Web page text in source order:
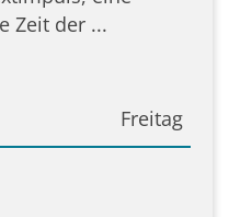
Zeit der ...
Freitag